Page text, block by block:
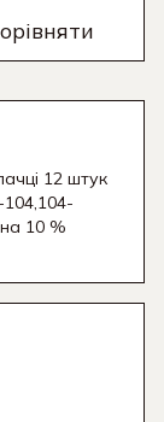
12 штук
104,104-
10 %